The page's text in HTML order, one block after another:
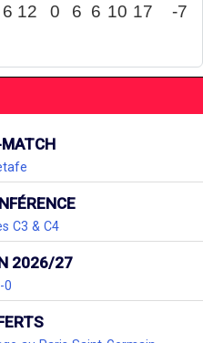
6 12 0 6 6 10 17 -7
C3 & C4
2026/27
0